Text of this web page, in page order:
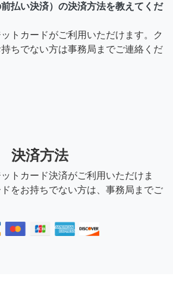
払い決済）の決済方法を教えてくだ
トカードがご利用いただけます。ク
ちでない方は事務局までご連絡くだ
決済方法
トカード決済がご利用いただけま
をお持ちでない方は、事務局までご